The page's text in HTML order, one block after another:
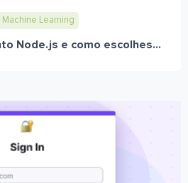
Machine Learning
Node.js e como escolhes...